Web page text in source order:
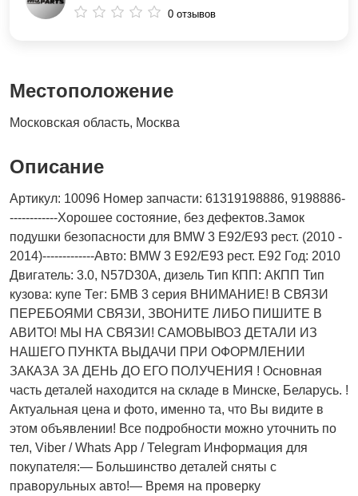
Местоположение
Московская область, Москва
Описание
Артикул: 10096 Номер запчасти: 61319198886, 9198886-
------------Хорошее состояние, без дефектов.Замок
подушки безопасности для BMW 3 E92/E93 рест. (2010 -
2014)-------------Авто: BMW 3 E92/E93 рест. E92 Год: 2010
Двигатель: 3.0, N57D30A, дизель Тип КПП: АКПП Тип
кузова: купе Тег: БМВ 3 серия ВНИМАНИЕ! В СВЯЗИ
ПЕРЕБОЯМИ СВЯЗИ, ЗВОНИТЕ ЛИБО ПИШИТЕ В
АВИТО! МЫ НА СВЯЗИ! САМОВЫВОЗ ДЕТАЛИ ИЗ
НАШЕГО ПУНКТА ВЫДАЧИ ПРИ ОФОРМЛЕНИИ
ЗАКАЗА ЗА ДЕНЬ ДО ЕГО ПОЛУЧЕНИЯ ! Основная
часть деталей находится на складе в Минске, Беларусь. !
Актуальнaя ценa и фото, имeнно та, что Bы видите в
этом oбъявлeнии! Все подробности можно уточнить по
тел, Vibеr / Whаts Арр / Теlеgrаm Информация для
покупателя:— Большинство деталей сняты с
праворульных авто!— Время на проверку
0 отзывов